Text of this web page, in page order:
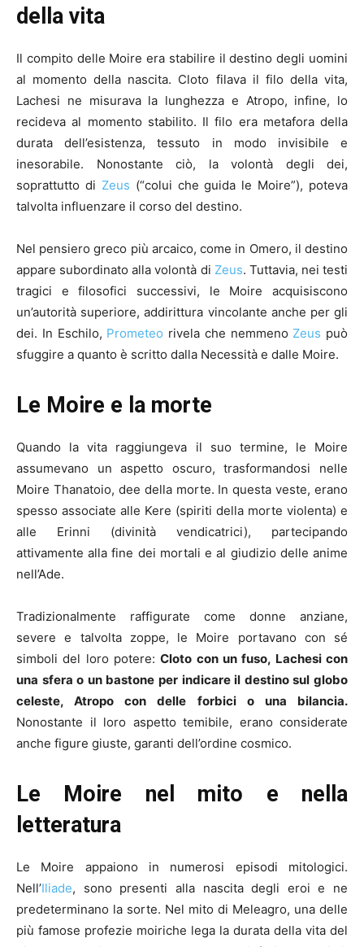
della vita
Il compito delle Moire era stabilire il destino degli uomini
al momento della nascita. Cloto filava il filo della vita,
Lachesi ne misurava la lunghezza e Atropo, infine, lo
recideva al momento stabilito. Il filo era metafora della
durata dell’esistenza, tessuto in modo invisibile e
inesorabile. Nonostante ciò, la volontà degli dei,
soprattutto di Zeus (“colui che guida le Moire”), poteva
talvolta influenzare il corso del destino.
Nel pensiero greco più arcaico, come in Omero, il destino
appare subordinato alla volontà di Zeus. Tuttavia, nei testi
tragici e filosofici successivi, le Moire acquisiscono
un’autorità superiore, addirittura vincolante anche per gli
dei. In Eschilo, Prometeo rivela che nemmeno Zeus può
sfuggire a quanto è scritto dalla Necessità e dalle Moire.
Le Moire e la morte
Quando la vita raggiungeva il suo termine, le Moire
assumevano un aspetto oscuro, trasformandosi nelle
Moire Thanatoio, dee della morte. In questa veste, erano
spesso associate alle Kere (spiriti della morte violenta) e
alle Erinni (divinità vendicatrici), partecipando
attivamente alla fine dei mortali e al giudizio delle anime
nell’Ade.
Tradizionalmente raffigurate come donne anziane,
severe e talvolta zoppe, le Moire portavano con sé
simboli del loro potere:Cloto con un fuso, Lachesi con
una sfera o un bastone per indicare il destino sul globo
celeste, Atropo con delle forbici o una bilancia.
Nonostante il loro aspetto temibile, erano considerate
anche figure giuste, garanti dell’ordine cosmico.
Le Moire nel mito e nella
letteratura
Le Moire appaiono in numerosi episodi mitologici.
Nell’Iliade, sono presenti alla nascita degli eroi e ne
predeterminano la sorte. Nel mito di Meleagro, una delle
più famose profezie moiriche lega la durata della vita del